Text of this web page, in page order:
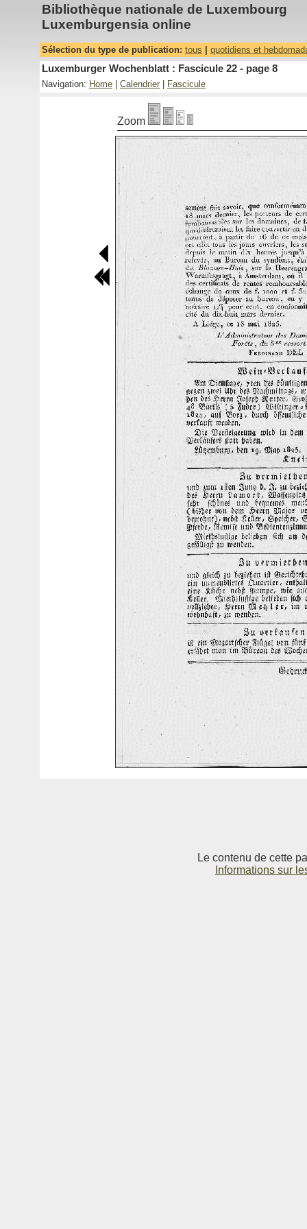
Bibliothèque nationale de Luxembourg
Luxemburgensia online
Sélection du type de publication: tous quotidiens et
Luxemburger Wochenblatt : Fascicule 22 - page 8
Navigation: Home Calendrier Fascicule
Zoom
Le contenu de cette
Informations sur